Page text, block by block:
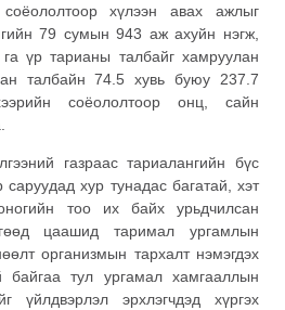
хүлээн авах ажлыг
79 сумын 943 аж ахуйн нэгж,
үр тарианы талбайг хамруулан
талбайн 74.5 хувь буюу 237.7
соёололтоор онц, сайн
газраас тариалангийн бүс
хур тунадас багатай, хэт
тоо их байх урьдчилсан
цаашид таримал ургамлын
организмын тархалт нэмэгдэх
байгаа тул ургамал хамгааллын
үйлдвэрлэл эрхлэгчдэд хүргэх